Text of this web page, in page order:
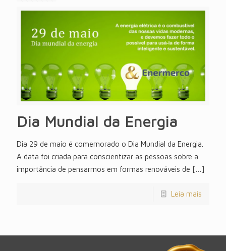
Dia Mundial da Energia
Dia 29 de maio é comemorado o Dia Mundial da Energia.
A data foi criada para conscientizar as pessoas sobre a
importância de pensarmos em formas renováveis de […]
Leia mais